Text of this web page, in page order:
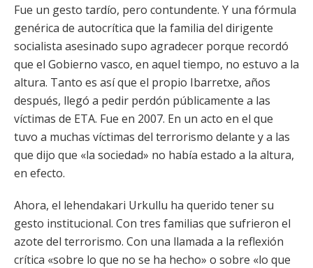
Fue un gesto tardío, pero contundente. Y una fórmula
genérica de autocrítica que la familia del dirigente
socialista asesinado supo agradecer porque recordó
que el Gobierno vasco, en aquel tiempo, no estuvo a la
altura. Tanto es así que el propio Ibarretxe, años
después, llegó a pedir perdón públicamente a las
víctimas de ETA. Fue en 2007. En un acto en el que
tuvo a muchas víctimas del terrorismo delante y a las
que dijo que «la sociedad» no había estado a la altura,
en efecto.
Ahora, el lehendakari Urkullu ha querido tener su
gesto institucional. Con tres familias que sufrieron el
azote del terrorismo. Con una llamada a la reflexión
crítica «sobre lo que no se ha hecho» o sobre «lo que